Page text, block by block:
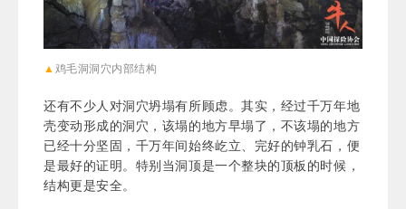
▲ 鸡毛洞洞穴内部结构
还有不少人对洞穴坍塌有所顾虑。其实，经过千万年地
壳变动形成的洞穴，该塌的地方早塌了，不该塌的地方
已经十分坚固，千万年间始终屹立、完好的钟乳石，便
是最好的证明。特别当洞顶是一个整块的顶板的时候，
结构更是安全。